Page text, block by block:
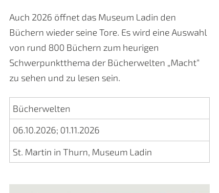
Auch 2026 öffnet das Museum Ladin den
Büchern wieder seine Tore. Es wird eine Auswahl
von rund 800 Büchern zum heurigen
Schwerpunktthema der Bücherwelten „Macht“
zu sehen und zu lesen sein.
Bücherwelten
06.10.2026; 01.11.2026
St. Martin in Thurn, Museum Ladin